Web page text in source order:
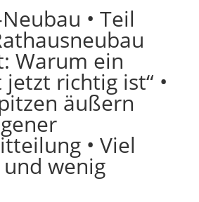
• Teil
Warum ein
richtig ist“ •
äußern
• Viel
wenig